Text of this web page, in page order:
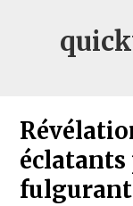
éclatants